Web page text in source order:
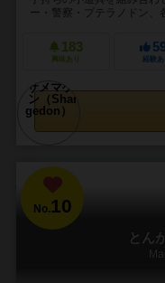
ー・警察・プテラノドン、
183
興味あり 経験あ
No. 10
とん